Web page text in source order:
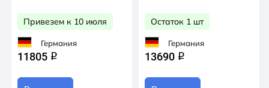
Привезем к 10 июля
Германия
11805 q
Остаток 1 шт
Германия
13690 q